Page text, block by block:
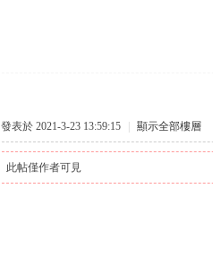
發表於 2021-3-23 13:59:15 顯示全部樓層
此帖僅作者可見